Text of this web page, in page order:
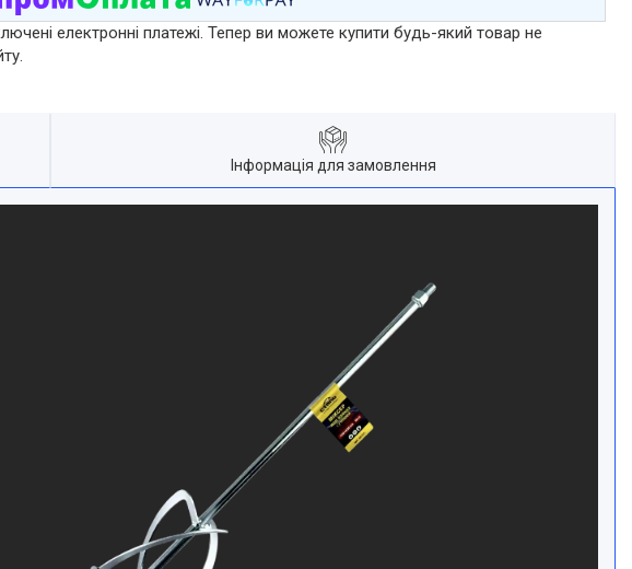
електронні платежі. Тепер ви можете купити будь-який товар не
Інформація для замовлення